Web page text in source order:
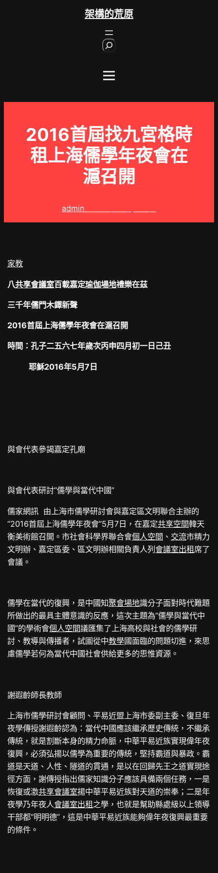
架構的荒原
2016首屆找九宮格時
租上海儒學年夜會在
滬召開
admin
家教
八共享會議室百載嘉定瑜伽場地禮樂在茲
三千年儒門木鐸新聲
2016首屆上海儒學年夜會在滬召開
時間：孔子二五六七年歲次丙申四月初一日己丑
耶穌2016年5月7日
與會代表參謁嘉定孔廟
與會代表研討“儒學與當代中國”
儒家網訊 由上海市儒學研討會與嘉定區文明聯合主辦的
“2016首屆上海儒學年夜會”5月7日，在嘉定共享空間韓天
衡美術館召開。市社會科學界聯合會個人空間 、 交流市精力
文明辦、嘉定區委、區文明辦相關負責人列會議室出租席了
會議。
儒學在當代的復興，是中國知聚會場地識分子面對時代難題
所做出的最具主體意識的反應，這次主題為“儒學與當代中
國”的學術會個人空間議匯集了上海高校與社會的儒學研
討、教導與傳播者，試圖從中教學國面臨的問題切進，來思
慮儒學若何為當代中國社會供給更多的思惟資源。
謝遐齡師長教師
上海市儒學研討會顧問、平易近盟上海市委副主委、復旦年
夜學傳授謝遐齡認為：當代中國應該繼承歷史傳統，不繼承
傳統，就是割斷本身的精力命脈，中華平易近族實現偉年夜
復興，必須弘揚以儒學為重要的傳統，堅持霸道與暴政。霸
道是天道、人性、隧道的貫通，是以在回歸先王之道實現途
徑方面，謝傳授指出儒家知識分子應該具備兩個任務，一是
恢復或激共享會議室揚中華平易近族對天道的崇奉；二是年
夜學乃年夜人會議室出租 之學，也就是幫助縣處級以上領導
干部都“明明德”，這是中華平易近族能夠偉年夜復興最重要
的條件。